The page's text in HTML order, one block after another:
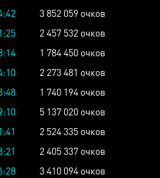
3 852 059 очков
2 457 532 очков
1 784 450 очков
2 273 481 очков
1 740 194 очков
5 137 020 очков
2 524 335 очков
2 405 337 очков
3 410 094 очков